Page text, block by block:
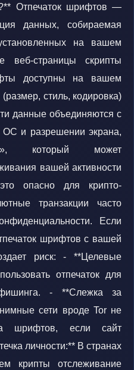
Отпечаток шрифтов —
данных, собираемая
на вашем
веб-страницы скрипты
доступны на вашем
стиль, кодировка)
данные объединяются с
и разрешении экрана,
который может
вашей активности
опасно для крипто-
транзакции часто
Если
шрифтов с вашей
риск: - **Целевые
отпечаток для
- **Слежка за
сети вроде Tor не
шрифтов, если сайт
личности:** В странах
крипты отслеживание